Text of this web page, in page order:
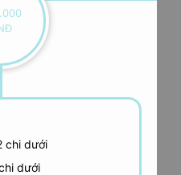
chi dưới
dưới